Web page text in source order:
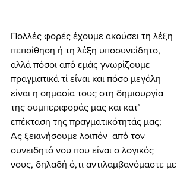
Πολλές φορές έχουμε ακούσει τη λέξη
πεποίθηση ή τη λέξη υποσυνείδητο,
αλλά πόσοι από εμάς γνωρίζουμε
πραγματικά τί είναι και πόσο μεγάλη
είναι η σημασία τους στη δημιουργία
της συμπεριφοράς μας και κατ’
επέκταση της πραγματικότητάς μας;
Ας ξεκινήσουμε λοιπόν  από τον
συνειδητό νου που είναι ο λογικός
νους, δηλαδή ό,τι αντιλαμβανόμαστε με